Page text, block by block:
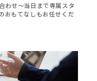
わせ～当日まで専属スタ
おもてなしもお任せくだ